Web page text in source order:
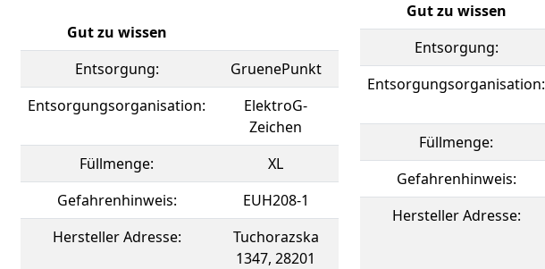
Gut zu wissen
Entsorgung:
GruenePunkt
Entsorgungsorganisation:
ElektroG-
Zeichen
Füllmenge:
XL
Gefahrenhinweis:
EUH208-1
Hersteller Adresse:
Tuchorazska
1347, 28201
Gut zu wissen
Entsorgung:
Entsorgungsorganisation:
Füllmenge:
Gefahrenhinweis:
Hersteller Adresse: